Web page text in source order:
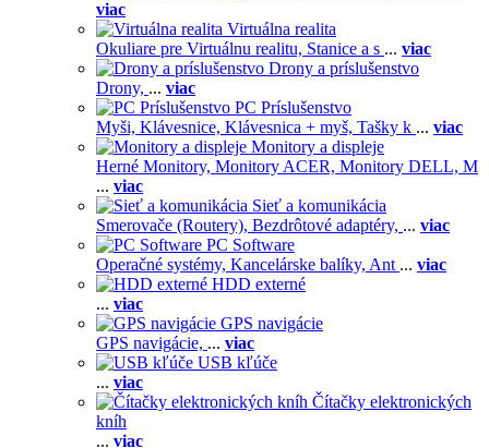
viac
Virtuálna realita
Okuliare pre Virtuálnu realitu, Stanice a s ... viac
Drony a príslušenstvo
Drony, ... viac
PC Príslušenstvo
Myši, Klávesnice, Klávesnica + myš, Tašky k ... viac
Monitory a displeje
Herné Monitory, Monitory ACER, Monitory DELL, M
... viac
Sieť a komunikácia
Smerovače (Routery), Bezdrôtové adaptéry, ... viac
PC Software
Operačné systémy, Kancelárske balíky, Ant ... viac
HDD externé
... viac
GPS navigácie
GPS navigácie, ... viac
USB kľúče
... viac
Čítačky elektronických
kníh
... viac